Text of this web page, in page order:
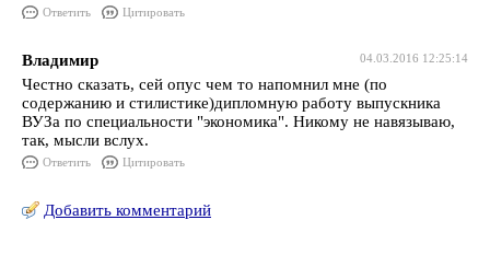
Ответить Цитировать
04.03.2016 12:25:14
Владимир
Честно сказать, сей опус чем то напомнил мне (по
содержанию и стилистике)дипломную работу выпускника
ВУЗа по специальности "экономика". Никому не навязываю,
так, мысли вслух.
Ответить Цитировать
Добавить комментарий